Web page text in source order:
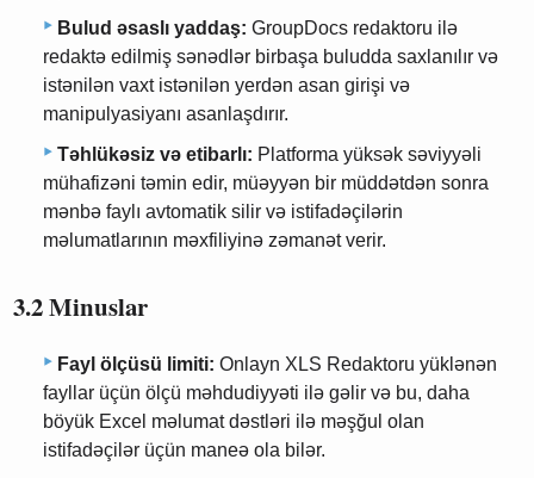
Bulud əsaslı yaddaş: GroupDocs redaktoru ilə
redaktə edilmiş sənədlər birbaşa buludda saxlanılır və
istənilən vaxt istənilən yerdən asan girişi və
manipulyasiyanı asanlaşdırır.
Təhlükəsiz və etibarlı: Platforma yüksək səviyyəli
mühafizəni təmin edir, müəyyən bir müddətdən sonra
mənbə faylı avtomatik silir və istifadəçilərin
məlumatlarının məxfiliyinə zəmanət verir.
3.2 Minuslar
Fayl ölçüsü limiti: Onlayn XLS Redaktoru yüklənən
fayllar üçün ölçü məhdudiyyəti ilə gəlir və bu, daha
böyük Excel məlumat dəstləri ilə məşğul olan
istifadəçilər üçün maneə ola bilər.